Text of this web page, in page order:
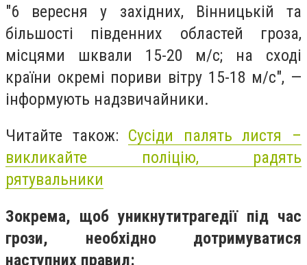
"6 вересня у західних, Вінницькій та
більшості південних областей гроза,
місцями шквали 15-20 м/с; на сході
країни окремі пориви вітру 15-18 м/с", —
інформують надзвичайники.
Читайте також: Сусіди палять листя –
викликайте поліцію, радять
рятувальники
Зокрема, щоб уникнутитрагедії під час
грози, необхідно дотримуватися
наступних правил: